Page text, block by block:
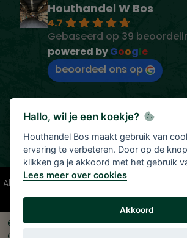
Houthandel W Bos
4.7
Gebaseerd op 39
powered byGoogle
beoordeel ons op
Alle vermelde prijzen zijn onder
Tenzij anders vermeld.
© 2026 Houthandel Bos|
Hallo, wil je een koekje?
Houthandel Bos maakt gebruik van
ervaring te verbeteren. Door op de
klikken ga je akkoord met het gebruik
Lees meer over cookies
Akkoord